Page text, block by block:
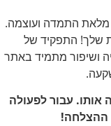
מלאת התמדה ועוצמה.
שלך! התפקיד של
ושיפור מתמיד באתר
עבור לפעולה
ההצלחה!